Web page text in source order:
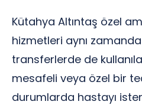
Kütahya Altıntaş özel
hizmetleri aynı
transferlerde de
mesafeli veya özel bir
durumlarda hastayı